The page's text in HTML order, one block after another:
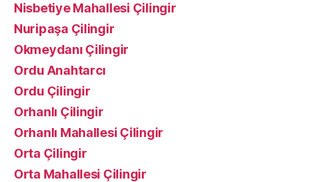
Nisbetiye Mahallesi Çilingir
Nuripaşa Çilingir
Okmeydanı Çilingir
Ordu Anahtarcı
Ordu Çilingir
Orhanlı Çilingir
Orhanlı Mahallesi Çilingir
Orta Çilingir
Orta Mahallesi Çilingir